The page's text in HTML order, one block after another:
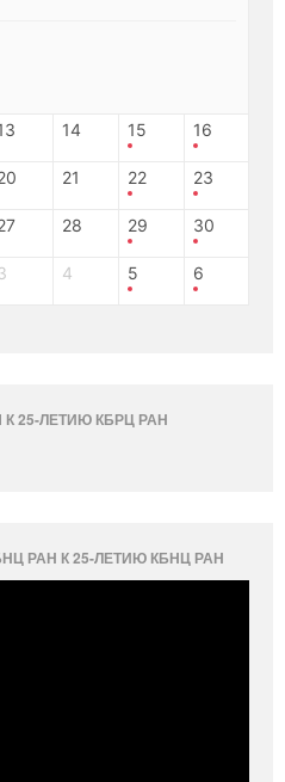
14 15 16
21 22 23
28 29 30
4 5 6
25-ЛЕТИЮ КБРЦ РАН
РАН К 25-ЛЕТИЮ КБНЦ РАН